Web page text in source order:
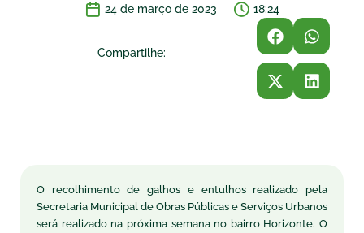
24 de março de 2023
18:24
Compartilhe:
O recolhimento de galhos e entulhos realizado pela
Secretaria Municipal de Obras Públicas e Serviços Urbanos
será realizado na próxima semana no bairro Horizonte. O